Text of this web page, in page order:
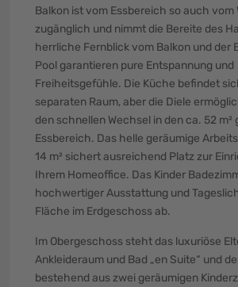
Balkon ist vom Essbereich so auch vom
zugänglich und nimmt die Bereite des
herrliche Fernblick vom Balkon und der
Pool garantieren pure Entspannung und
Freiheitsgefühle. Die Küche befindet
separaten Raum, aber die Diele
den schnellen Wechsel in den ca. 52 m²
Essbereich. Das helle geräumige
14 m² sichert ausreichend Platz zur
Ihrem Homeoffice. Das Kinder
hochwertiger Ausstattung und
Fläche im Erdgeschoss ab.
Im Obergeschoss steht das luxuriöse
Ankleideraum und Bad „en Suite“ und
bestehend aus zwei geräumigen